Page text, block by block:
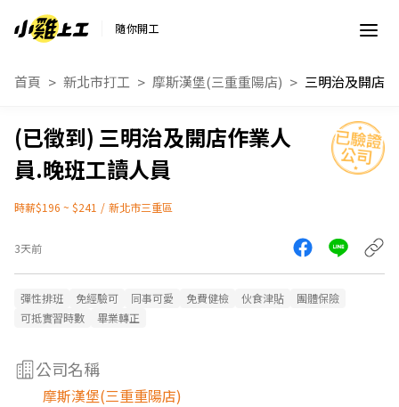
隨你開工
首頁 新北市打工 摩斯漢堡(三重重陽店)
三明治及開店作業人
員.晚班工讀人員
時薪$196 ~ $241 / 新北市三重區
3天前
彈性排班 免經驗可 同事可愛 免費健檢 伙食津貼
團體保險
可抵實習時數
畢業轉正
公司名稱
摩斯漢堡(三重重陽店)